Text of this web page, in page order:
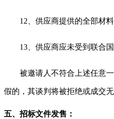
12、供应商提供的全部材
13、供应商应未受到联合
被邀请人不符合上述任意
假的，其谈判将被拒绝或成交
五、 招标文件发售：